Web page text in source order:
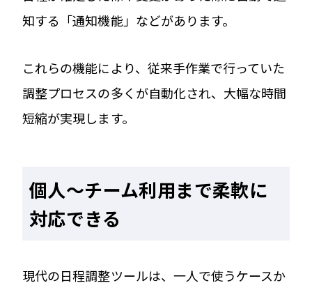
知する「通知機能」などがあります。
これらの機能により、従来手作業で行っていた
調整プロセスの多くが自動化され、大幅な時間
短縮が実現します。
個人〜チーム利用まで柔軟に
対応できる
現代の日程調整ツールは、一人で使うケースか